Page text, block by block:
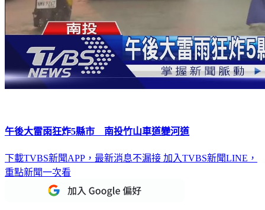
午後大雷雨狂炸5縣市 南投竹山車道變河道
下載TVBS新聞APP，最新消息不漏接 加入TVBS新聞LINE，
重點新聞一次看